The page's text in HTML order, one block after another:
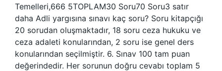
Temelleri,666 5TOPLAM30 Soru70 Soru3 satır
daha Adli yargısına sınavı kaç soru? Soru kitapçığı
20 sorudan oluşmaktadır, 18 soru ceza hukuku ve
ceza adaleti konularından, 2 soru ise genel ders
konularından seçilmiştir. 6. Sınav 100 tam puan
değerindedir. Her sorunun doğru cevabı toplam 5